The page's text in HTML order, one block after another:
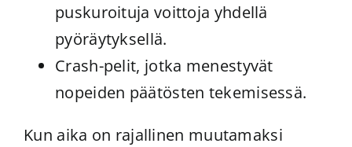
puskuroituja voittoja yhdellä
pyöräytyksellä.
Crash-pelit, jotka menestyvät
nopeiden päätösten tekemisessä.
Kun aika on rajallinen muutamaksi